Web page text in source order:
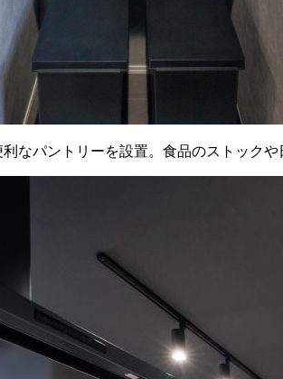
なパントリーを設置。食品のストック